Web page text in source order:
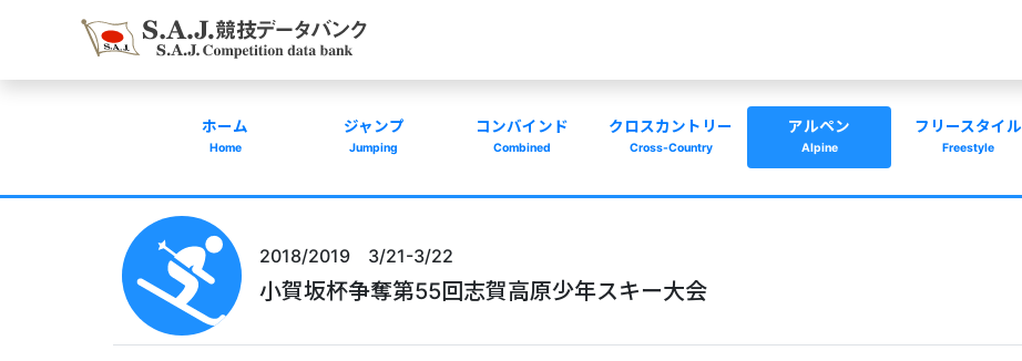
ホーム
Home
ジャンプ
Jumping
コンバインド
Combined
クロスカントリー
Cross-Country
アルペン
Alpine
フリースタイル
Freestyle
2018/2019 3/21-3/22
小賀坂杯争奪第55回志賀高原少年スキー大会